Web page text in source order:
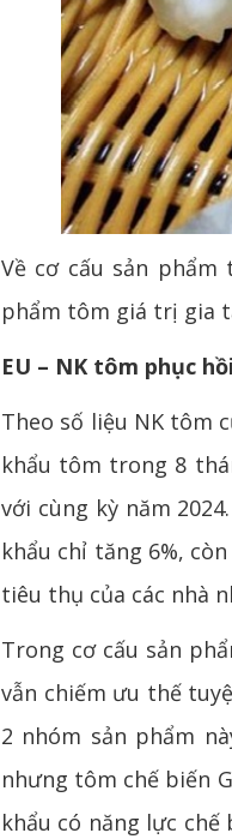
Về cơ cấu sản
phẩm tôm giá trị gia
EU – NK tôm phục
Theo số liệu NK tôm
khẩu tôm trong 8
với cùng kỳ năm
khẩu chỉ tăng 6%,
tiêu thụ của các nhà
Trong cơ cấu sản
vẫn chiếm ưu thế
2 nhóm sản phẩm
nhưng tôm chế biến
khẩu có năng lực